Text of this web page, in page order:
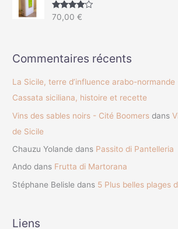
Note4.50
sur 5
70,00€
Commentaires récents
La Sicile, terre d’influence arabo-
Cassata siciliana, histoire et recette
Vins des sables noirs - Cité Boomers dans
de Sicile
Chauzu Yolande dans Passito di Pantelleria
Ando dans Frutta di Martorana
Stéphane Belisle dans 5 Plus belles plages
Liens